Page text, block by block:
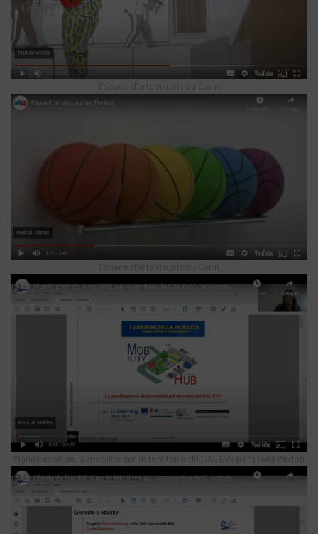
Espace d’arts visuels du Cairn
Espace d’arts visuels du Cairn
Planification de la mobilité sur le territoire du GAL EVV par Elena Pedon